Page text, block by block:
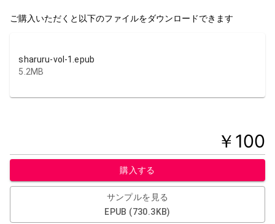
ご購入いただくと以下のファイルをダウンロードできます
sharuru-vol-1.epub
5.2MB
￥ 100
購入する
サンプルを見る
EPUB (730.3KB)